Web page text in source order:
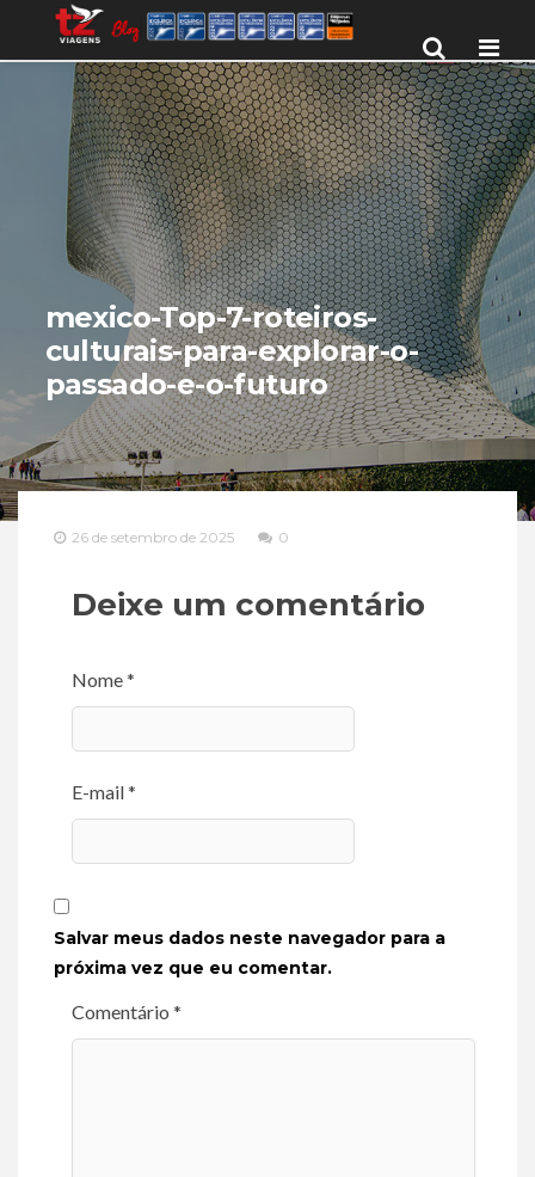
mexico-Top-7-roteiros-
culturais-para-explorar-o-
passado-e-o-futuro
26 de setembro de 2025 0
Deixe um comentário
Nome *
E-mail *
Salvar meus dados neste navegador para a
próxima vez que eu comentar.
Comentário *